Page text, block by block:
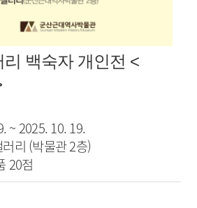
백숙자 개인전 <
~ 2025. 10. 19.
리 (박물관 2층)
20점